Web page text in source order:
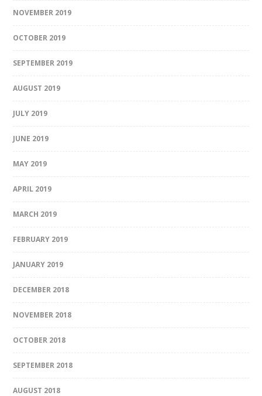
NOVEMBER 2019
OCTOBER 2019
SEPTEMBER 2019
AUGUST 2019
JULY 2019
JUNE 2019
MAY 2019
APRIL 2019
MARCH 2019
FEBRUARY 2019
JANUARY 2019
DECEMBER 2018
NOVEMBER 2018
OCTOBER 2018
SEPTEMBER 2018
AUGUST 2018